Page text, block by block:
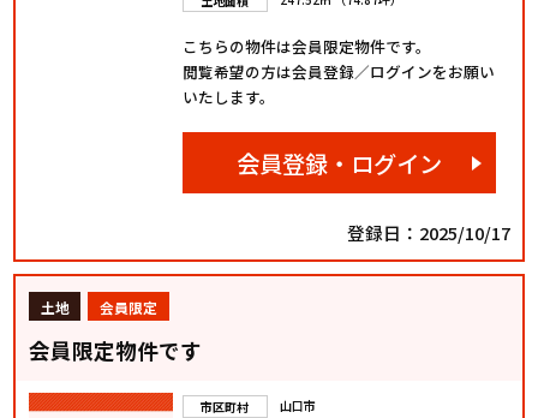
こちらの物件は会員限定物件です。
閲覧希望の方は会員登録／ログインをお願い
いたします。
会員登録・ログイン
登録日：2025/10/17
土地 会員限定
会員限定物件です
市区町村
山口市